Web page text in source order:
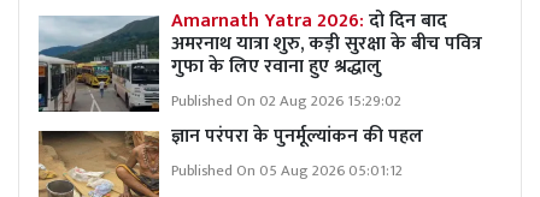
Amarnath Yatra 2026:दो दिन बाद
अमरनाथ यात्रा शुरु, कड़ी सुरक्षा के बीच पवित्र
गुफा के लिए रवाना हुए श्रद्धालु
Published On 02 Aug 2026 15:29:02
ज्ञान परंपरा के पुनर्मूल्यांकन की पहल
Published On 05 Aug 2026 05:01:12